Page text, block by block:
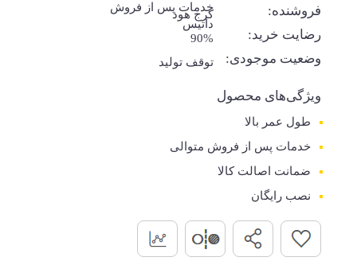
خدمات پس از فروش
داتیس
فروشنده: کرج هود
رضایت خرید: 90%
وضعیت موجودی: توقف تولید
ویژگی‌های محصول
طول عمر بالا
خدمات پس از فروش متوالی
ضمانت اصالت کالا
نصب رایگان